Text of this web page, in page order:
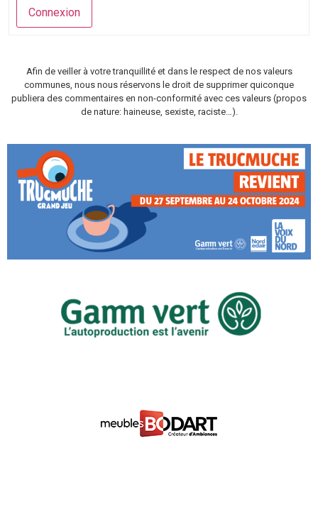
Connexion
Afin de veiller à votre tranquillité et dans le respect de nos valeurs
communes, nous nous réservons le droit de supprimer quiconque
publiera des commentaires en non-conformité avec ces valeurs (propos
de nature: haineuse, sexiste, raciste…).